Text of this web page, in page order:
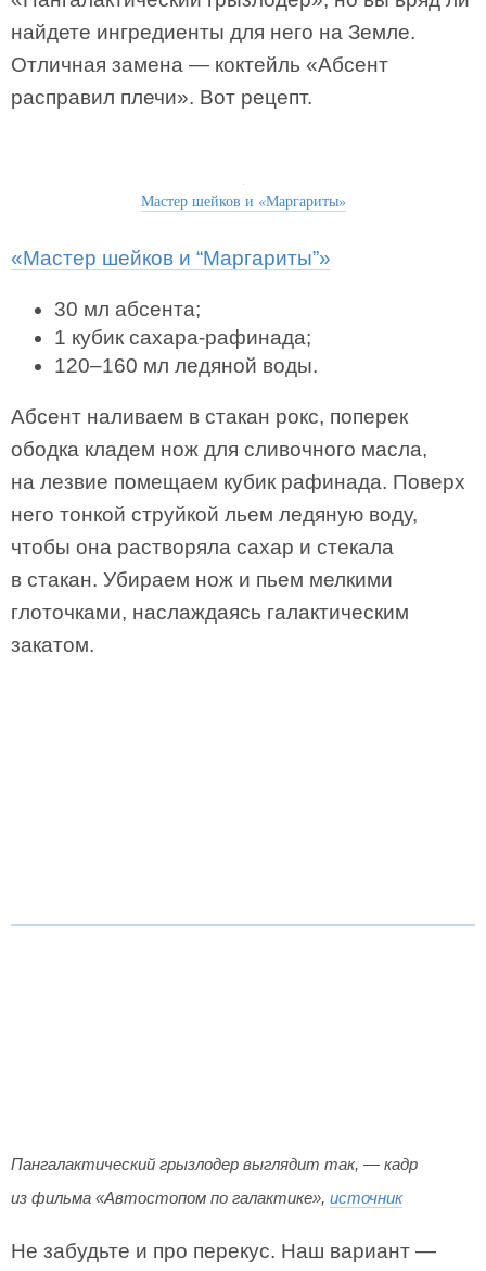
найдете ингредиенты для него на Земле.
Отличная замена — коктейль «Абсент
расправил плечи». Вот рецепт.
Мастер шейков и «Маргариты»
«Мастер шейков и “Маргариты”»
30 мл абсента;
1 кубик сахара-рафинада;
120–160 мл ледяной воды.
Абсент наливаем в стакан рокс, поперек
ободка кладем нож для сливочного масла,
на лезвие помещаем кубик рафинада. Поверх
него тонкой струйкой льем ледяную воду,
чтобы она растворяла сахар и стекала
в стакан. Убираем нож и пьем мелкими
глоточками, наслаждаясь галактическим
закатом.
Пангалактический грызлодер выглядит так, — кадр
из фильма «Автостопом по галактике», источник
Не забудьте и про перекус. Наш вариант —